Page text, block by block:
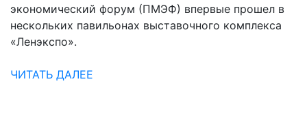
экономический форум (ПМЭФ) впервые прошел в
нескольких павильонах выставочного комплекса
«Ленэкспо».
ЧИТАТЬ ДАЛЕЕ